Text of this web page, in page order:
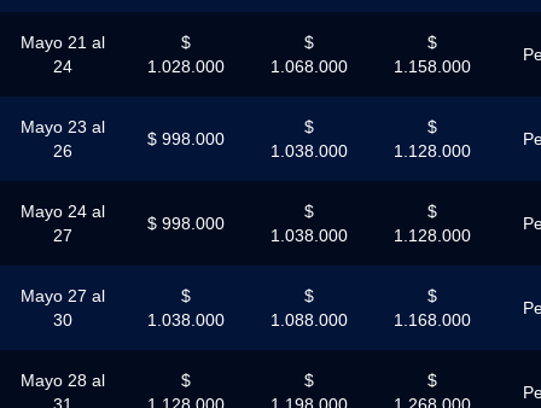
Mayo 21 al
24
$
1.028.000
$
1.068.000
$
1.158.000
Mayo 23 al
26
$ 998.000
$
1.038.000
$
1.128.000
Mayo 24 al
27
$ 998.000
$
1.038.000
$
1.128.000
Mayo 27 al
30
$
1.038.000
$
1.088.000
$
1.168.000
Mayo 28 al
$
$
$